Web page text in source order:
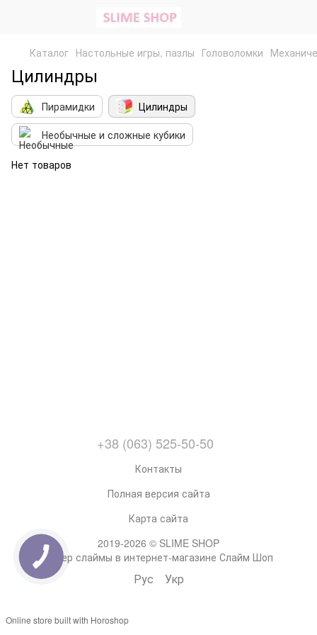
Каталог Настольные игры, пазлы Головоломки
Цилиндры
Пирамидки
Цилиндры
Необычные и сложные кубики
Нет товаров
+38 (063) 525-50-50
Контакты
Полная версия сайта
Карта сайта
2019-2026 © SLIME SHOP
Супер слаймы в интернет-магазине Слайм Шоп
Рус Укр
Online store built with Horoshop